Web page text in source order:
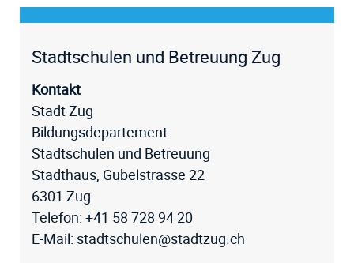
Stadtschulen und Betreuung Zug
Kontakt
Stadt Zug
Bildungsdepartement
Stadtschulen und Betreuung
Stadthaus, Gubelstrasse 22
6301 Zug
Telefon: +41 58 728 94 20
E-Mail: stadtschulen@stadtzug.ch